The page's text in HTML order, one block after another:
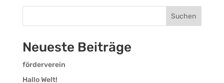
Suchen
Neueste Beiträge
förderverein
Hallo Welt!